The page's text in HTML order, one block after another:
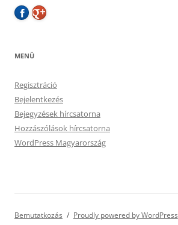
MENÜ
Regisztráció
Bejelentkezés
Bejegyzések hírcsatorna
Hozzászólások hírcsatorna
WordPress Magyarország
Bemutatkozás Proudly powered by WordPress